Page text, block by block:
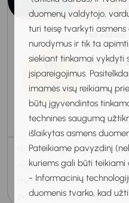
duomenų valdytojo,
turi teisę tvarkyti
nurodymus ir tik ta
siekiant tinkamai vykdyti
įsipareigojimus.
imamės visų reikiamų
būtų įgyvendintos
technines saugumą
išlaikytas asmens
Pateikiame pavyzdinį
kuriems gali būti teikiami
- Informacinių
duomenis tvarko, kad
19
Rugpjūtis
2026
Individuali
Individuali
centras
kab.
11:00-
Nežinote, nuo ko pradėti
norite atnaujinti turimą?
metu teikiama individuali
patirtį, išryškinant stipr...